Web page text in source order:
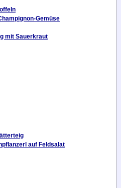
Gemüse
mit Sauerkraut
auf Feldsalat